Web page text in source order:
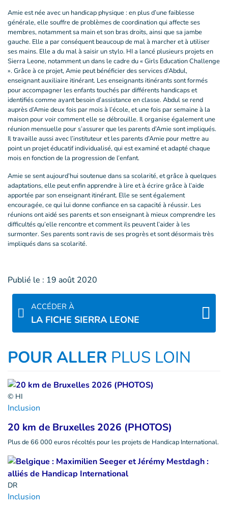
Amie est née avec un handicap physique : en plus d’une faiblesse
générale, elle souffre de problèmes de coordination qui affecte ses
membres, notamment sa main et son bras droits, ainsi que sa jambe
gauche. Elle a par conséquent beaucoup de mal à marcher et à utiliser
ses mains. Elle a du mal à saisir un stylo. HI a lancé plusieurs projets en
Sierra Leone, notamment un dans le cadre du « Girls Education Challenge
». Grâce à ce projet, Amie peut bénéficier des services d’Abdul,
enseignant auxiliaire itinérant. Les enseignants itinérants sont formés
pour accompagner les enfants touchés par différents handicaps et
identifiés comme ayant besoin d’assistance en classe. Abdul se rend
auprès d’Amie deux fois par mois à l’école, et une fois par semaine à la
maison pour voir comment elle se débrouille. Il organise également une
réunion mensuelle pour s’assurer que les parents d’Amie sont impliqués.
Il travaille aussi avec l’instituteur et les parents d’Amie pour mettre au
point un projet éducatif individualisé, qui est examiné et adapté chaque
mois en fonction de la progression de l’enfant.
Amie se sent aujourd’hui soutenue dans sa scolarité, et grâce à quelques
adaptations, elle peut enfin apprendre à lire et à écrire grâce à l’aide
apportée par son enseignant itinérant. Elle se sent également
encouragée, ce qui lui donne confiance en sa capacité à réussir. Les
réunions ont aidé ses parents et son enseignant à mieux comprendre les
difficultés qu’elle rencontre et comment ils peuvent l’aider à les
surmonter. Ses parents sont ravis de ses progrès et sont désormais très
impliqués dans sa scolarité.
Publié le : 19 août 2020
ACCÉDER À
LA FICHE SIERRA LEONE
POUR ALLER PLUS LOIN
© HI
Inclusion
20 km de Bruxelles 2026 (PHOTOS)
Plus de 66 000 euros récoltés pour les projets de Handicap International.
DR
Inclusion